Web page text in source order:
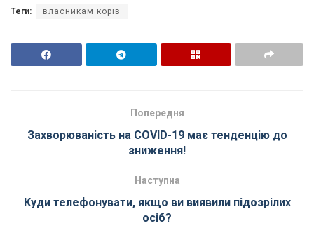
Теги: власникам корів
Попередня
Захворюваність на COVID-19 має тенденцію до
зниження!
Наступна
Куди телефонувати, якщо ви виявили підозрілих
осіб?